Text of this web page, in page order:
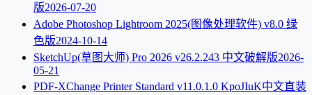
版2026-07-20
Adobe Photoshop Lightroom 2025(图像处理软件) v8.0 绿
色版2024-10-14
SketchUp(草图大师) Pro 2026 v26.2.243 中文破解版2026-
05-21
PDF-XChange Printer Standard v11.0.1.0 KpoJIuK中文直装